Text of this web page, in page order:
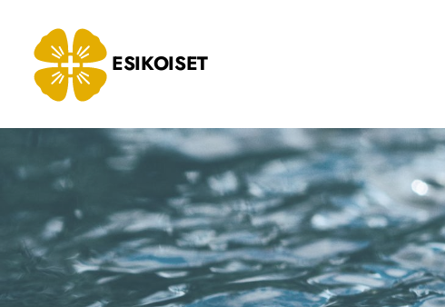
sivun
sisältöön
ESIKOISET